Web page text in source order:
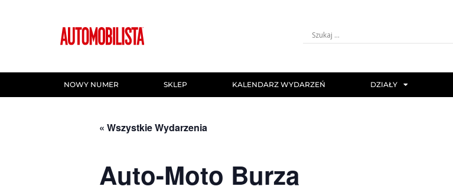
NOWY NUMER SKLEP KALENDARZ WYDARZEŃ DZIAŁY
« Wszystkie Wydarzenia
Auto-Moto Burza